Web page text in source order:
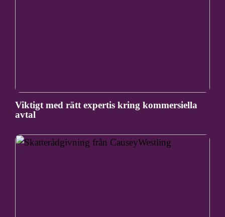
Viktigt med rätt expertis kring kommersiella
avtal